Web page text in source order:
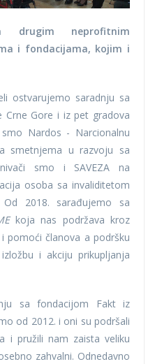
neprofitnim
i fondacijama, kojim i
ostvarujemo saradnju sa
Crne Gore i iz pet gradova
Nardos - Narcionalnu
smetnjema u razvoju sa
smo i SAVEZA na
osoba sa invaliditetom
2018. sarađujemo sa
koja nas podržava kroz
pomoći članova a podršku
i akciju prikupljanja
sa fondacijom Fakt iz
od 2012. i oni su podršali
i pružili nam zaista veliku
zahvalni. Odnedavno